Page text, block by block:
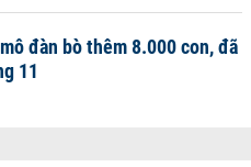
đàn bò thêm 8.000 con, đã
11